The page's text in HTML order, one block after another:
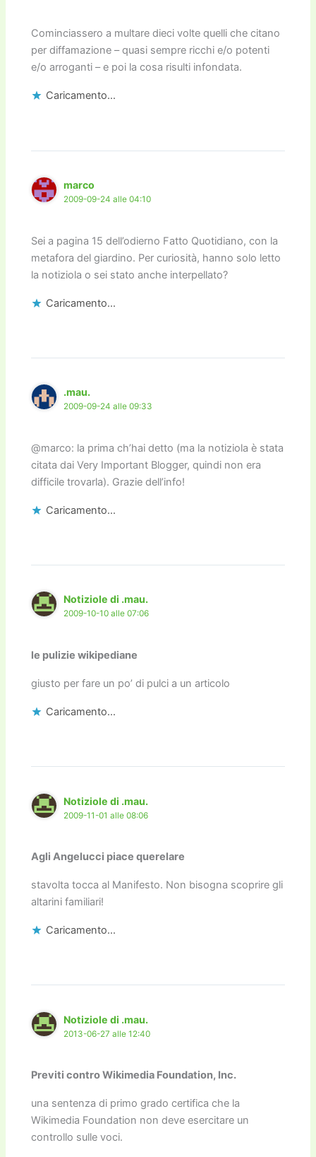
Cominciassero a multare dieci volte quelli che citano
per diffamazione – quasi sempre ricchi e/o potenti
e/o arroganti – e poi la cosa risulti infondata.
Caricamento...
marco
2009-09-24 alle 04:10
Sei a pagina 15 dell’odierno Fatto Quotidiano, con la
metafora del giardino. Per curiosità, hanno solo letto
la notiziola o sei stato anche interpellato?
Caricamento...
.mau.
2009-09-24 alle 09:33
@marco: la prima ch’hai detto (ma la notiziola è stata
citata dai Very Important Blogger, quindi non era
difficile trovarla). Grazie dell’info!
Caricamento...
Notiziole di .mau.
2009-10-10 alle 07:06
le pulizie wikipediane
giusto per fare un po’ di pulci a un articolo
Caricamento...
Notiziole di .mau.
2009-11-01 alle 08:06
Agli Angelucci piace querelare
stavolta tocca al Manifesto. Non bisogna scoprire gli
altarini familiari!
Caricamento...
Notiziole di .mau.
2013-06-27 alle 12:40
Previti contro Wikimedia Foundation, Inc.
una sentenza di primo grado certifica che la
Wikimedia Foundation non deve esercitare un
controllo sulle voci.